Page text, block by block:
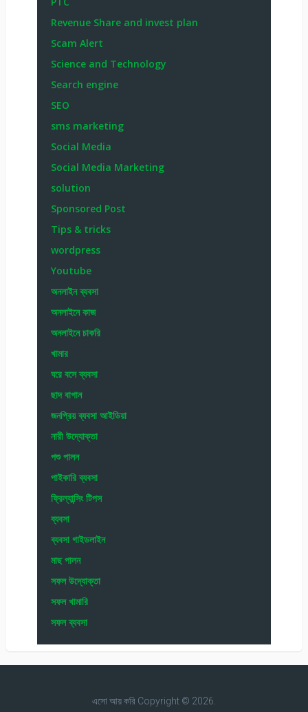
Revenue Share and invest plan
Scam Alert
Science and Technology
Search engine
SEO
sms marketing
Social Media
Social Media Marketing
solution
Sponsored Post
Tips & tricks
wordpress
Youtube
অনলাইন ব্যবসা
অনলাইনে কাজ
অনলাইনে চাকরি
খামার
ঘরে বসে ব্যবসা
ছাদ বাগান
জনপ্রিয় ব্যবসা আইডিয়া
নারী উদ্যোক্তা
পশু পালন
পাইকারি ব্যবসা
ফ্রিল্যান্সিং টিপস
ব্যবসা
ব্যবসা গাইডলাইন
মাছ পালন
সফল উদ্যোক্তা
সফল খামারি
সফল ব্যবসা
এসো আয় করিCopyright © 2026.